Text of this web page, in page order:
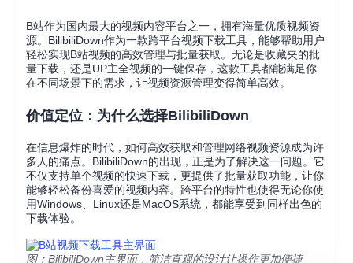
B站作为国内最大的视频内容平台之一，拥有海量优质视频资
源。BilibiliDown作为一款跨平台视频下载工具，能够帮助用户
轻松实现B站视频的高效管理与批量获取。无论是收藏夹的批
量下载，还是UP主全视频的一键保存，这款工具都能满足你
在不同场景下的需求，让视频资源管理变得简单高效。
价值定位：为什么选择BilibiliDown
在信息爆炸的时代，如何高效获取和管理网络视频资源成为许
多人的痛点。BilibiliDown的出现，正是为了解决这一问题。它
不仅支持单个视频的快速下载，更提供了批量获取功能，让你
能够轻松备份喜爱的视频内容。跨平台的特性也使得无论你使
用Windows、Linux还是MacOS系统，都能享受到同样出色的
下载体验。
图：BilibiliDown主界面，简洁直观的设计让操作更加便捷